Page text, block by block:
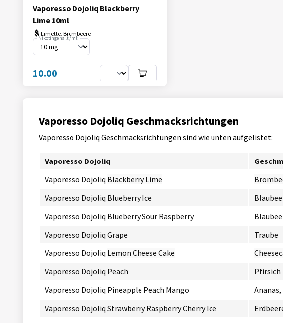
Vaporesso Dojoliq Blackberry
Lime 10ml
Limette, Brombeere
Nikotingehalt / ml:
10.00
Vaporesso Dojoliq Geschmacksrichtungen
Vaporesso Dojoliq Geschmacksrichtungen sind wie unten aufgelistet:
Vaporesso Dojoliq
Vaporesso Dojoliq Blackberry Lime
Vaporesso Dojoliq Blueberry Ice
Vaporesso Dojoliq Blueberry Sour Raspberry
Vaporesso Dojoliq Grape
Traube
Vaporesso Dojoliq Lemon Cheese Cake
Vaporesso Dojoliq Peach
Pfirsich
Vaporesso Dojoliq Pineapple Peach Mango
Vaporesso Dojoliq Strawberry Raspberry Cherry Ice